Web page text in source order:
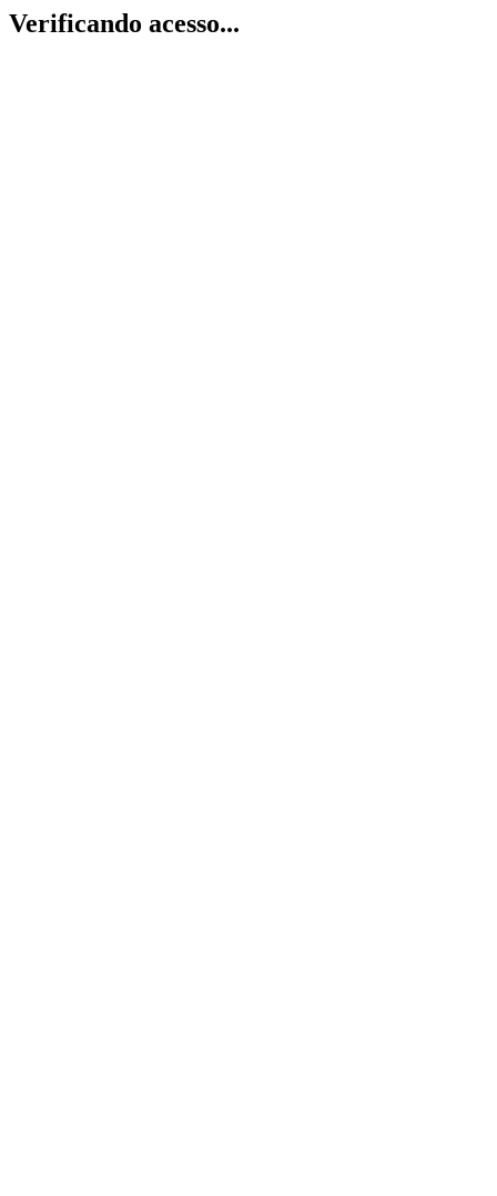
Verificando acesso...